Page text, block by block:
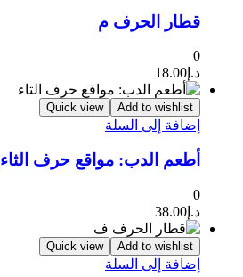
قطار الحرف م
0
د.إ 18.00
Add to wishlist
Quick view
إضافة إلى السلة
أطعم الدب: مواقع حرف الثاء
0
د.إ 38.00
Add to wishlist
Quick view
إضافة إلى السلة